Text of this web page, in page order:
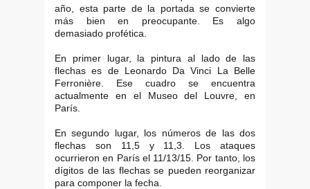
año, esta parte de la portada se convierte
más bien en preocupante. Es algo
demasiado profética.
En primer lugar, la pintura al lado de las
flechas es de Leonardo Da Vinci La Belle
Ferronière. Ese cuadro se encuentra
actualmente en el Museo del Louvre, en
París.
En segundo lugar, los números de las dos
flechas son 11,5 y 11,3. Los ataques
ocurrieron en París el 11/13/15. Por tanto, los
dígitos de las flechas se pueden reorganizar
para componer la fecha.